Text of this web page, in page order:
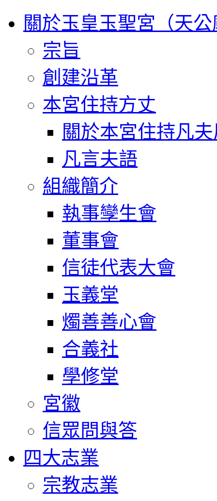
關於玉皇玉聖宮（天
宗旨
創建沿革
本宮住持方丈
關於本宮住持凡
凡言夫語
組織簡介
執事孿生會
董事會
信徒代表大會
玉義堂
燭善善心會
合義社
學修堂
宮徽
信眾問與答
四大志業
宗教志業